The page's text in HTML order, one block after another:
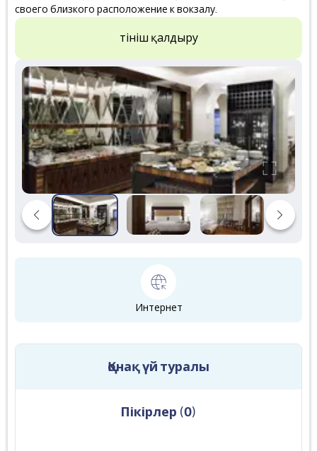
своего близкого расположение к вокзалу.
Өтініш қалдыру
Интернет
Қонақ үй туралы
Пікірлер (0)